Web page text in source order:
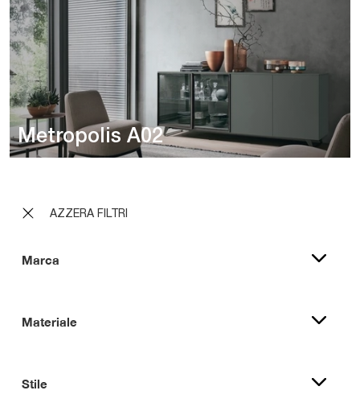
AZZERA FILTRI
Marca
Materiale
Stile
Metropolis A02